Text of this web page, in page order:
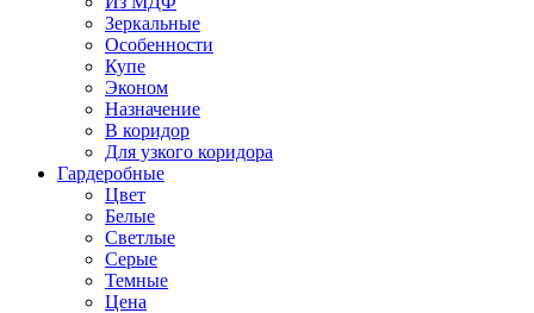
Зеркальные
Особенности
Купе
Эконом
Назначение
В коридор
Для узкого коридора
Гардеробные
Цвет
Белые
Светлые
Серые
Темные
Цена